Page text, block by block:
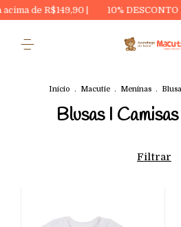
| 10% DESCONTO NO PIX
Início . Macutie . Meninas .
Blusas I
Filtrar